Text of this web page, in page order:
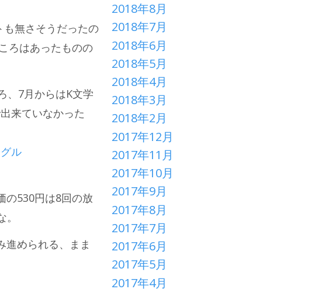
無さそうだったの
ろはあったものの
、7月からはK文学
来ていなかった
ル
の530円は8回の放
進められる、まま
2018年8月
2018年7月
2018年6月
2018年5月
2018年4月
2018年3月
2018年2月
2017年12月
2017年11月
2017年10月
2017年9月
2017年8月
2017年7月
2017年6月
2017年5月
2017年4月